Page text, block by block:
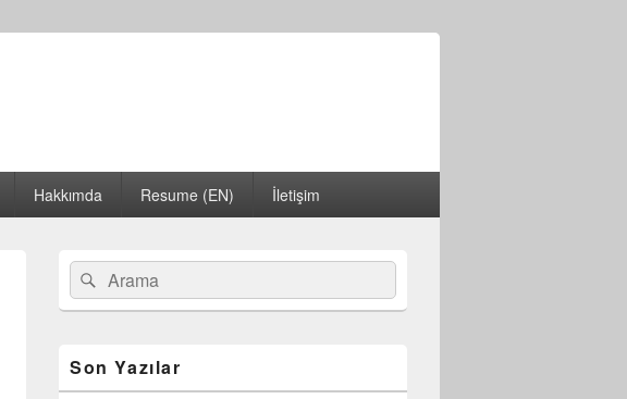
Hakkımda Resume (EN) İletişim
Birincil
bar
eklenti
Search
for:
Ara
Son Yazılar